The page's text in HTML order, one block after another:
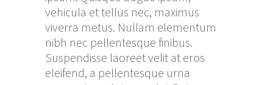
vehicula et tellus nec, maximus
viverra metus. Nullam elementum
nibh nec pellentesque finibus.
Suspendisse laoreet velit at eros
eleifend, a pellentesque urna